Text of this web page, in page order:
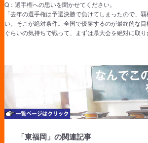
Q：選手権への思いを聞かせてください。
「去年の選手権は予選決勝で負けてしまったので、
い。そこが絶対条件。全国で優勝するのが最終的な
ぐらいの気持ちで戦って、まずは県大会を絶対に取り
「東福岡」の関連記事